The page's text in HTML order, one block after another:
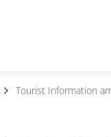
Tourist Information